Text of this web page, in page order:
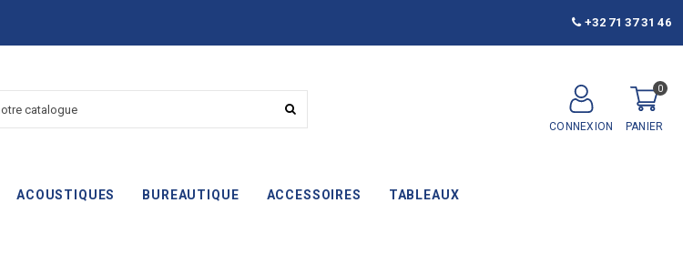
+32 71 37 31 46
CONNEXION
0
PANIER
ACOUSTIQUES BUREAUTIQUE ACCESSOIRES TABLEAUX